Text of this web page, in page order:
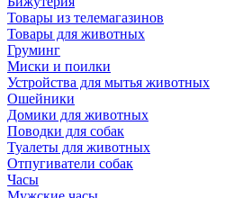
Товары из телемагазинов
Товары для животных
Груминг
Миски и поилки
Устройства для мытья животных
Ошейники
Домики для животных
Поводки для собак
Туалеты для животных
Отпугиватели собак
Часы